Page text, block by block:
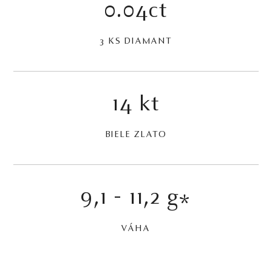
0.04ct
3 KS DIAMANT
14 kt
BIELE ZLATO
9,1 - 11,2 g*
VÁHA